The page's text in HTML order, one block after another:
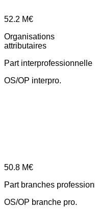
52.2 M€
Organisations
attributaires
Part interprofessionnelle
OS/OP interpro.
50.8 M€
Part branches
OS/OP branche pro.